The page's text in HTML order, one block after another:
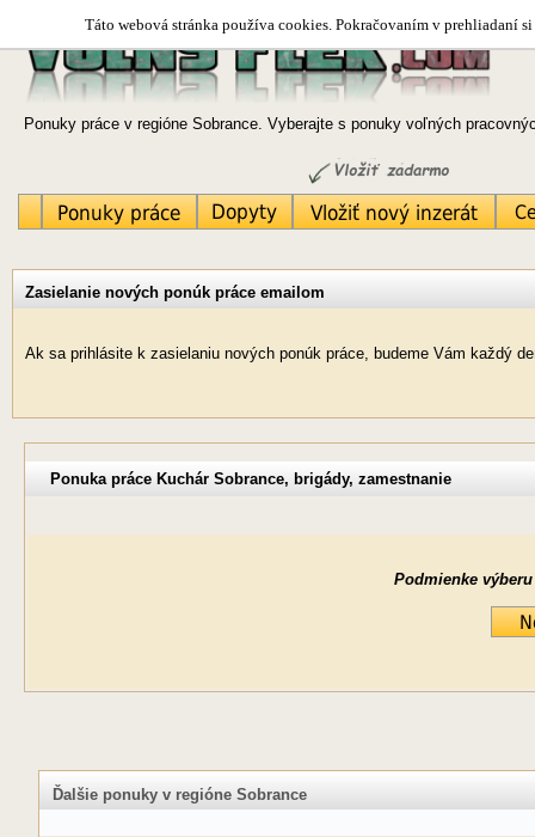
Táto webová stránka používa cookies. Pokračovaním v prehliadaní
Ponuky práce v regióne Sobrance. Vyberajte s ponuky voľných
Zasielanie nových ponúk práce emailom
Ak sa prihlásite k zasielaniu nových ponúk práce, budeme Vám každý
Ponuka práce Kuchár Sobrance, brigády, zamestnanie
Podmienke výberu
Ďalšie ponuky v regióne Sobrance